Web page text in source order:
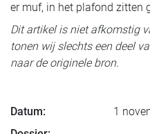
er muf, in het plafond zitten
Dit artikel is niet afkomstig
tonen wij slechts een deel
naar de originele bron.
Datum:
1